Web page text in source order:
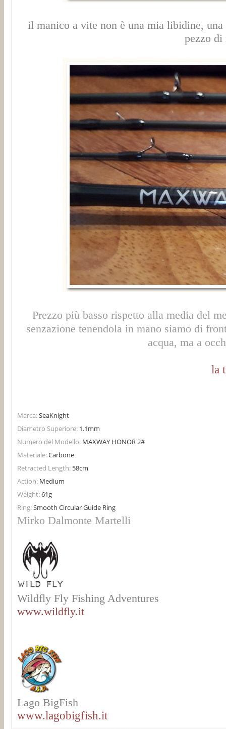
il manico a vite non è una mia libidine,
pezzo di
Prezzo più basso rispetto alla media del
senzazione tenendola in mano siamo di
acqua, ma a
la
Marca:SeaKnight
Diametro Superiore: 1.1mm
Numero del Modello: MAXWAY HONOR 2#
Materiale:Carbone
Retracted Length: 58cm
Action: Medium
Weight:61g
Ring:Smooth Circular Guide Ring
Mirko Dalmonte Martelli
Wildfly Fly Fishing Adventures
www.wildfly.it
Lago BigFish
www.lagobigfish.it